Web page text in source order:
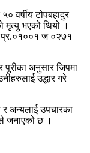
वर्षीय टोपबहादुर
मृत्यु भएको थियो ।
ज ०२७१
पुरीका अनुसार जिपमा
उद्धार गरे
र अन्यलाई उपचारका
जनाएको छ ।